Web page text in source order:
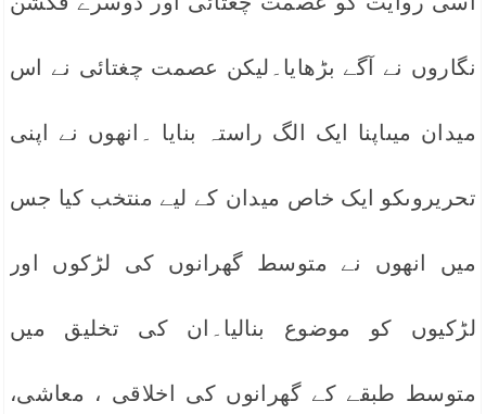
نگاروں نے آگے بڑھایا۔لیکن عصمت چغتائی نے اس
میدان میںاپنا ایک الگ راستہ بنایا ۔انھوں نے اپنی
تحریروںکو ایک خاص میدان کے لیے منتخب کیا جس
میں انھوں نے متوسط گھرانوں کی لڑکوں اور
لڑکیوں کو موضوع بنالیا۔ان کی تخلیق میں
متوسط طبقے کے گھرانوں کی اخلاقی ، معاشی،